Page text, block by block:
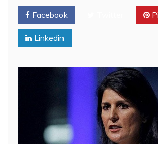
Facebook
Linkedin